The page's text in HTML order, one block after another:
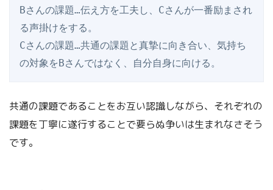
Bさんの課題…伝え方を工夫し、Cさんが一番励まされ
る声掛けをする。
Cさんの課題…共通の課題と真摯に向き合い、気持ち
の対象をBさんではなく、自分自身に向ける。
共通の課題であることをお互い認識しながら、それぞれの
課題を丁寧に遂行することで要らぬ争いは生まれなさそう
です。